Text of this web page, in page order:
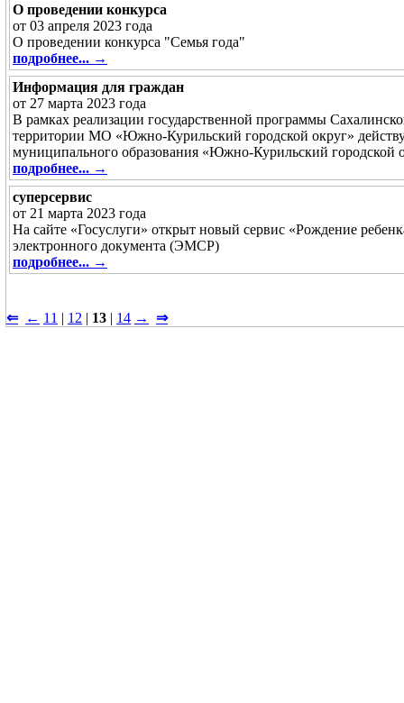
О проведении конкурса
от 03 апреля 2023 года
О проведении конкурса "Семья года"
подробнее... →
Информация для граждан
от 27 марта 2023 года
В рамках реализации государственной программы
территории МО «Южно-Курильский городской округ»
муниципального образования «Южно-Курильский городской
подробнее... →
суперсервис
от 21 марта 2023 года
На сайте «Госуслуги» открыт новый сервис «Рождение
электронного документа (ЭМСР)
подробнее... →
⇐ ← 11 | 12 | 13 | 14 → ⇒